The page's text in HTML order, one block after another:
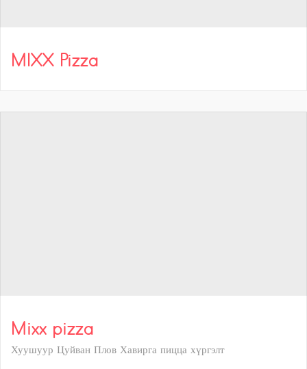
MIXX Pizza
Mixx pizza
Хуушуур Цуйван Плов Хавирга пицца хүргэлт